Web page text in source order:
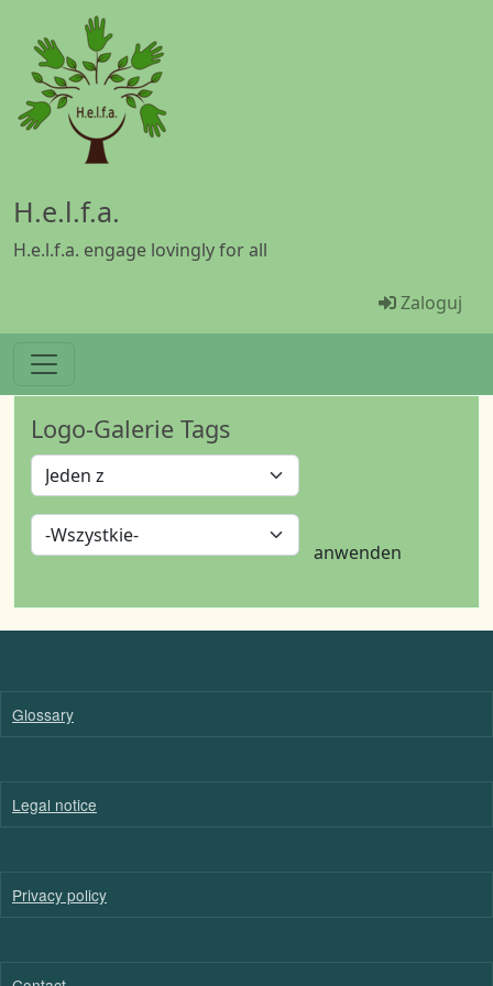
Przejdź do treści
H.e.l.f.a.
H.e.l.f.a. engage lovingly for all
Menü
Zaloguj
Logo-Galerie Tags
Operator
anwenden
Glossary
Legal notice
Privacy policy